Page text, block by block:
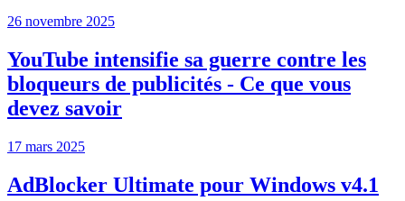
26 novembre 2025
YouTube intensifie sa guerre contre les
bloqueurs de publicités - Ce que vous
devez savoir
17 mars 2025
AdBlocker Ultimate pour Windows v4.1